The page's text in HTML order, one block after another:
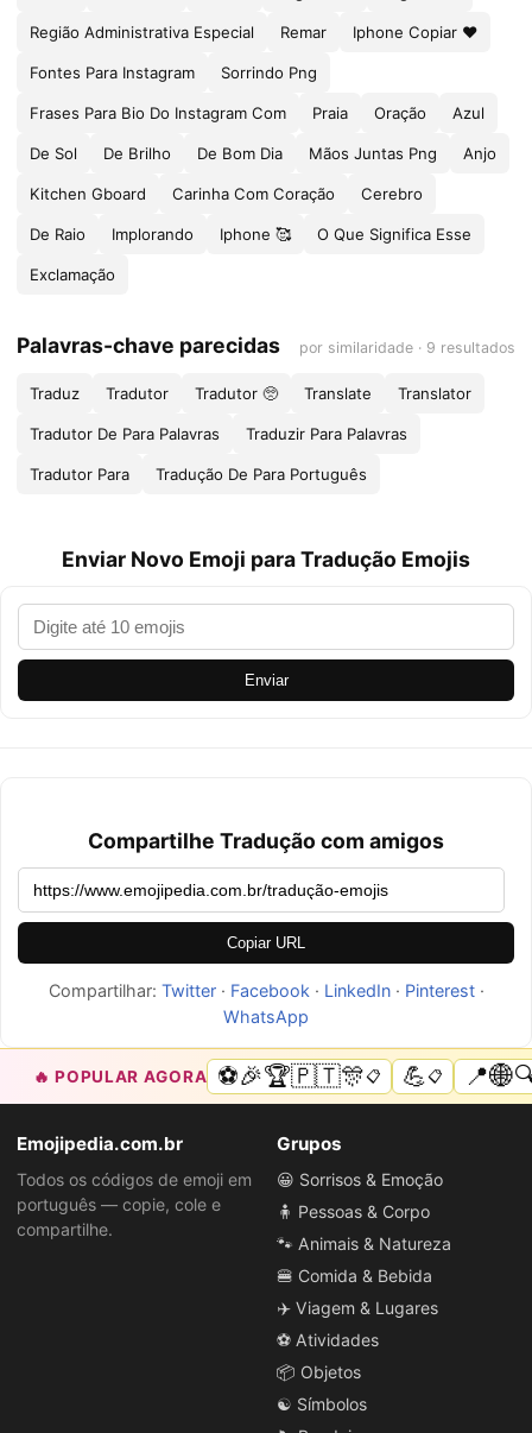
Região Administrativa Especial Remar Iphone Copiar ❤️
Fontes Para Instagram Sorrindo Png
Frases Para Bio Do Instagram Com Praia Oração Azul
De Sol De Brilho De Bom Dia Mãos Juntas Png Anjo
Kitchen Gboard Carinha Com Coração Cerebro
De Raio Implorando Iphone 🥰 O Que Significa Esse
Exclamação
Palavras-chave parecidas por similaridade · 9 resultados
Traduz Tradutor Tradutor 🥺 Translate Translator
Tradutor De Para Palavras Traduzir Para Palavras
Tradutor Para Tradução De Para Português
Enviar Novo Emoji para Tradução Emojis
Enviar
Compartilhe Tradução com amigos
Copiar URL
Compartilhar: Twitter· Facebook · LinkedIn· Pinterest·
WhatsApp
🔥 POPULAR AGORA ⚽🎉🏆🇵🇹🎊📋 💪📋 📍🌐🔍
Emojipedia.com.br
Todos os códigos de emoji em
português — copie, cole e
compartilhe.
Grupos
😀 Sorrisos & Emoção
🧍 Pessoas & Corpo
🐾 Animais & Natureza
🍔 Comida & Bebida
✈️ Viagem & Lugares
⚽ Atividades
📦 Objetos
☯️ Símbolos